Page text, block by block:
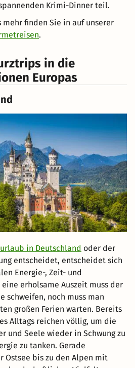
Krimi-Dinner teil.
finden Sie in auf unserer
.
in die
Europas
in Deutschland oder der
entscheidet, entscheidet sich
Energie-, Zeit- und
erholsame Auszeit muss der
schweifen, noch muss man
großen Ferien warten. Bereits
Alltags reichen völlig, um die
und Seele wieder in Schwung zu
zu tanken. Gerade
Ostsee bis zu den Alpen mit